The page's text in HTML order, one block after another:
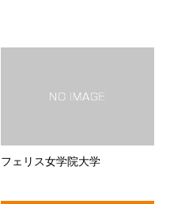
フェリス女学院大学